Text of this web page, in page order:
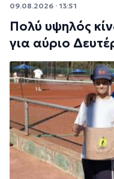
09.08.2026 · 13:51
Πολύ υψηλός
για αύριο